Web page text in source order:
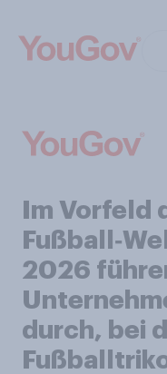
Im Vorfeld
2026
durch, bei